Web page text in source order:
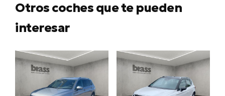
Otros coches que te pueden
interesar